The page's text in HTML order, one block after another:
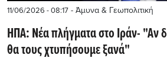
11/06/2026 - 08:17 - Άμυνα & Γεωπολιτική
ΗΠΑ: Νέα πλήγματα στο Ιράν-
θα τους χτυπήσουμε ξανά"